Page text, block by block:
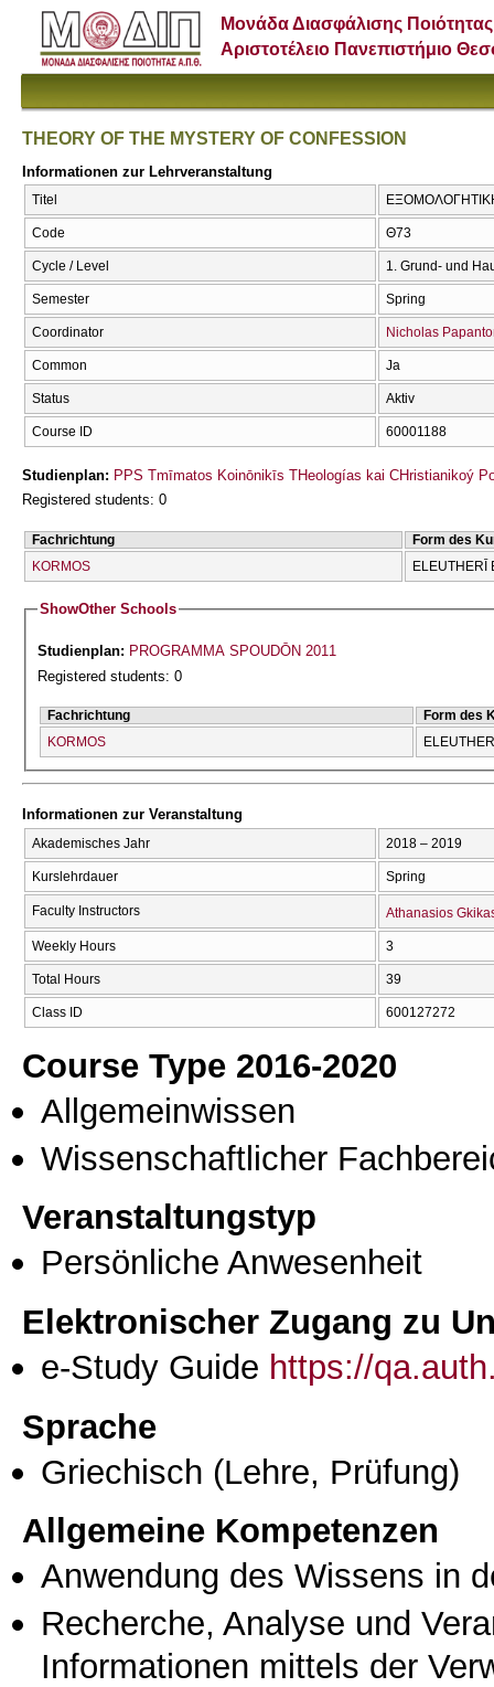
Μονάδα Διασφάλισης Ποιότητας
Αριστοτέλειο Πανεπιστήμιο
THEORY OF THE MYSTERY OF CONFESSION
Informationen zur Lehrveranstaltung
Titel ΕΞΟΜΟΛΟΓΗΤΙΚΗ
Code Θ73
Cycle / Level 1. Grund- und
Semester Spring
Coordinator Nicholas
Common Ja
Status Aktiv
Course ID 60001188
Studienplan: PPS Tmīmatos Koinōnikīs THeologías kai CΗristianikoý
Registered students: 0
Fachrichtung
Form des
KORMOS
ELEUTHERĪ
ShowOther Schools
Studienplan: PROGRAMMA SPOUDŌN 2011
Registered students: 0
Fachrichtung
Form des
KORMOS
Informationen zur Veranstaltung
Akademisches Jahr 2018 – 2019
Kurslehrdauer Spring
Faculty Instructors Athanasios
Weekly Hours 3
Total Hours 39
Class ID 600127272
Course Type 2016-2020
Allgemeinwissen
Wissenschaftlicher
Veranstaltungstyp
Persönliche Anwesenheit
Elektronischer Zugang zu
e-Study Guide https://
Sprache
Griechisch (Lehre, Prüfung)
Allgemeine Kompetenzen
Anwendung des Wissens in
Recherche, Analyse und
Informationen mittels der